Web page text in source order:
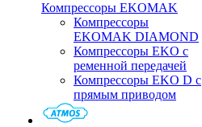
Компрессоры EKOMAK
Компрессоры
EKOMAK DIAMOND
Компрессоры EKO c
ременной передачей
Компрессоры EKO D с
прямым приводом